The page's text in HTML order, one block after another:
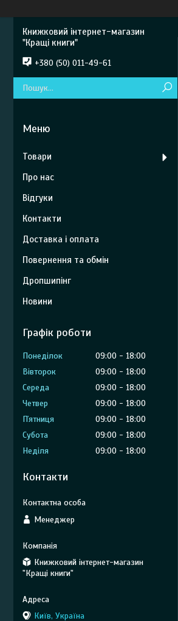
Книжковий інтернет-магазин
"Кращі книги"
+380 (50) 011-49-61
Товари
Про нас
Відгуки
Контакти
Доставка і оплата
Повернення та обмін
Дропшипінг
Новини
Графік роботи
Понеділок 09:00
18:00
Вівторок
09:00
18:00
Середа
09:00
18:00
Четвер
09:00
18:00
Пʼятниця
09:00
18:00
Субота
09:00
18:00
Неділя
09:00 18:00
Контакти
Менеджер
Книжковий інтернет-магазин
"Кращі книги"
Київ, Україна